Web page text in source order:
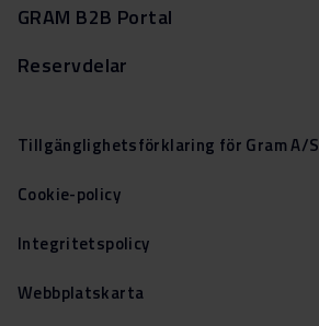
GRAM B2B Portal
Reservdelar
Tillgänglighetsförklaring för Gram A/S
Cookie-policy
Integritetspolicy
Webbplatskarta